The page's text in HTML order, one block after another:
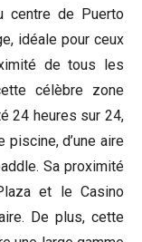
centre de Puerto
idéale pour ceux
de tous les
célèbre zone
24 heures sur 24,
piscine, d’une aire
Sa proximité
et le Casino
De plus, cette